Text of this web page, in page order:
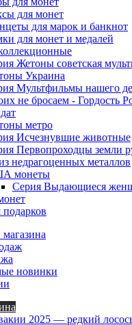
для монет
для марок и банкнот
для монет и медалей
Жетоны советская
Украина
Мультфильмы нашего
не бросаем - Гордость
метро
Исчезнувшие животные
Первопроходцы земли
недрагоценных металлов
монеты
Серия Выдающиеся
новинки